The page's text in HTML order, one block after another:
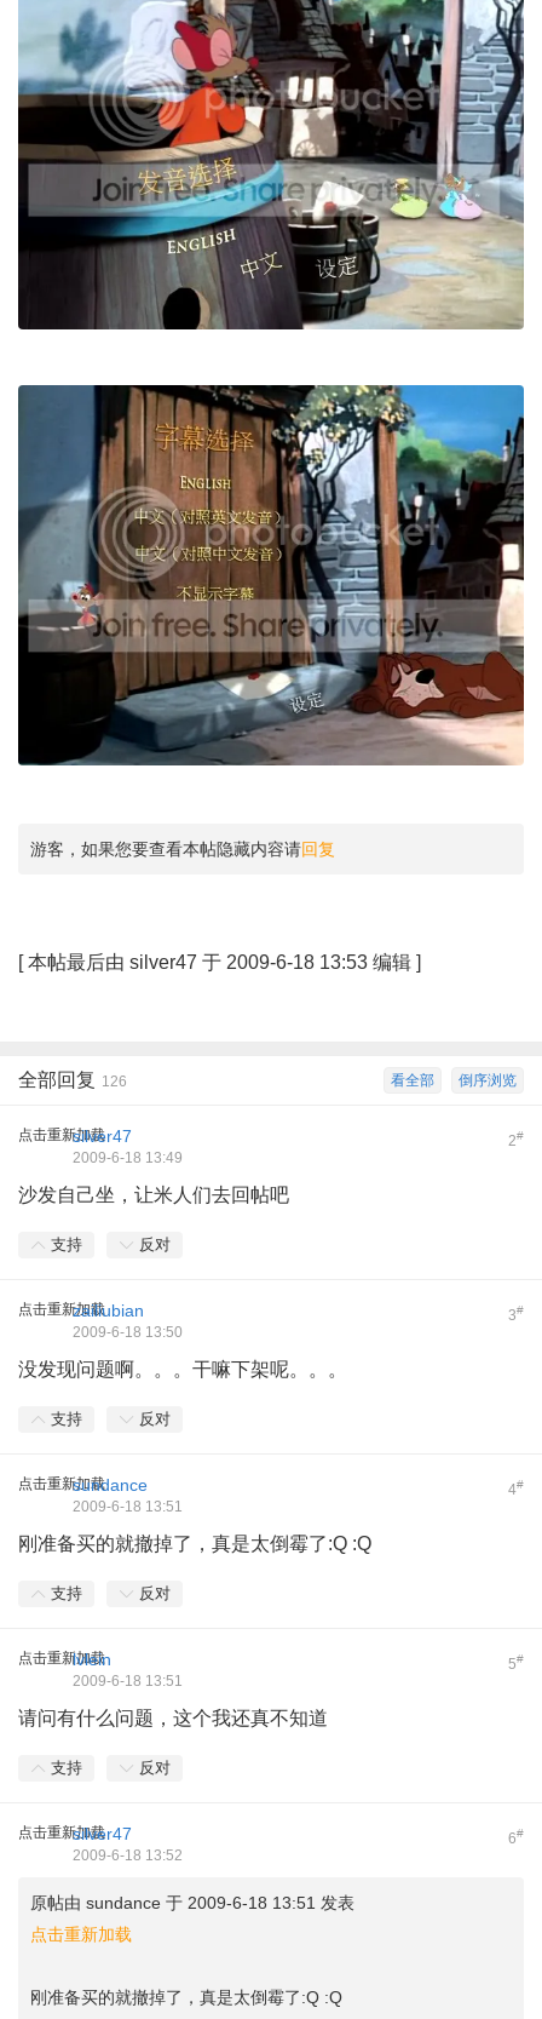
游客，如果您要查看本帖隐藏内容请回复
[本帖最后由 silver47 于 2009-6-18 13:53 编辑 ]
倒序浏览
看全部
全部回复 126
点击重新加载 2#
silver47
2009-6-18 13:49
沙发自己坐，让米人们去回帖吧
支持 反对
点击重新加载 3#
zailiubian
2009-6-18 13:50
没发现问题啊。。。干嘛下架呢。。。
支持 反对
点击重新加载 4#
sundance
2009-6-18 13:51
刚准备买的就撤掉了，真是太倒霉了:Q :Q
支持 反对
点击重新加载 5#
lvlein
2009-6-18 13:51
请问有什么问题，这个我还真不知道
支持 反对
点击重新加载 6#
silver47
2009-6-18 13:52
原帖由 sundance 于 2009-6-18 13:51 发表
点击重新加载
刚准备买的就撤掉了，真是太倒霉了:Q :Q